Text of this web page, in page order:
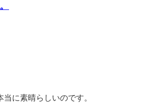
に素晴らしいのです。